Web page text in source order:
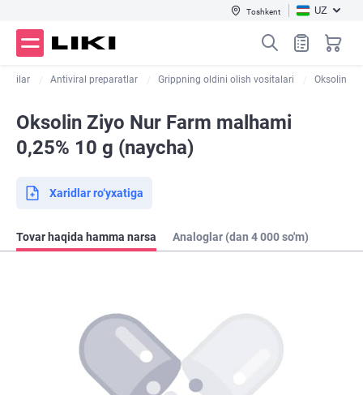
Toshkent UZ
dorilar Antiviral preparatlar Grippning oldini olish vositalari Oksolin
Oksolin Ziyo Nur Farm malhami
0,25% 10 g (naycha)
Xaridlar ro‘yxatiga
Tovar haqida hamma narsa Analoglar (dan 4 000 so'm)